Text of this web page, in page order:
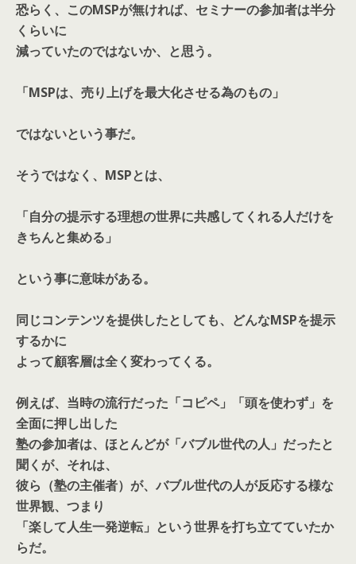
恐らく、このMSPが無ければ、セミナーの参加者は半分
くらいに
減っていたのではないか、と思う。
「MSPは、売り上げを最大化させる為のもの」
ではないという事だ。
そうではなく、MSPとは、
「自分の提示する理想の世界に共感してくれる人だけを
きちんと集める」
という事に意味がある。
同じコンテンツを提供したとしても、どんなMSPを提示
するかに
よって顧客層は全く変わってくる。
例えば、当時の流行だった「コピペ」「頭を使わず」を
全面に押し出した
塾の参加者は、ほとんどが「バブル世代の人」だったと
聞くが、それは、
彼ら（塾の主催者）が、バブル世代の人が反応する様な
世界観、つまり
「楽して人生一発逆転」という世界を打ち立てていたか
らだ。